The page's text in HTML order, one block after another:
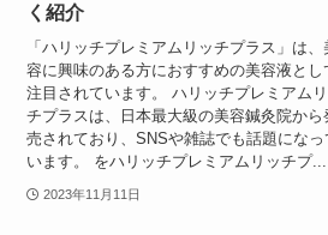
く紹介
「ハリッチプレミアムリッチプラス」は、
容に興味のある方におすすめの美容液とし
注目されています。 ハリッチプレミアム
チプラスは、日本最大級の美容鍼灸院から
売されており、SNSや雑誌でも話題になっ
います。 をハリッチプレミアムリッチプ...
2023年11月11日